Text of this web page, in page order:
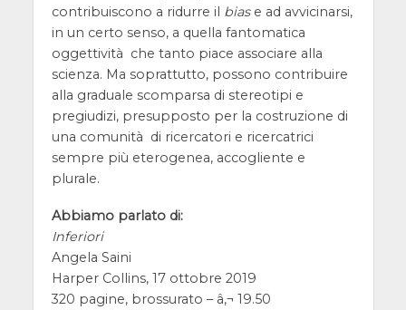
contribuiscono a ridurre il biase ad avvicinarsi,
in un certo senso, a quella fantomatica
oggettività che tanto piace associare alla
scienza. Ma soprattutto, possono contribuire
alla graduale scomparsa di stereotipi e
pregiudizi, presupposto per la costruzione di
una comunità di ricercatori e ricercatrici
sempre più eterogenea, accogliente e
plurale.
Abbiamo parlato di:
Inferiori
Angela Saini
Harper Collins, 17 ottobre 2019
320 pagine, brossurato – â‚¬ 19.50